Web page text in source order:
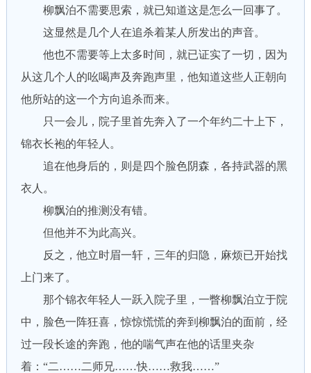
柳飘泊不需要思索，就已知道这是怎么一回事了。
这显然是几个人在追杀着某人所发出的声音。
他也不需要等上太多时间，就已证实了一切，因为
从这几个人的吆喝声及奔跑声里，他知道这些人正朝向
他所站的这一个方向追杀而来。
只一会儿，院子里首先奔入了一个年约二十上下，
锦衣长袍的年轻人。
追在他身后的，则是四个脸色阴森，各持武器的黑
衣人。
柳飘泊的推测没有错。
但他并不为此高兴。
反之，他立时眉一轩，三年的归隐，麻烦已开始找
上门来了。
那个锦衣年轻人一跃入院子里，一瞥柳飘泊立于院
中，脸色一阵狂喜，惊惊慌慌的奔到柳飘泊的面前，经
过一段长途的奔跑，他的喘气声在他的话里夹杂
着：“二……二师兄……快……救我……”